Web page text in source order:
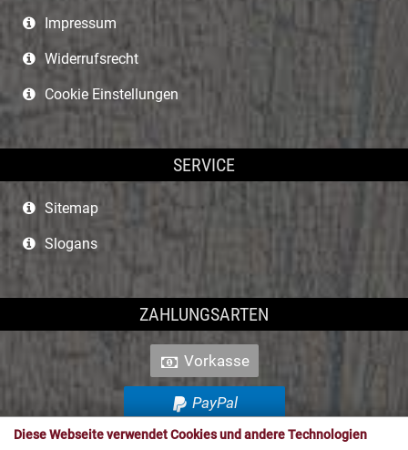
Impressum
Widerrufsrecht
Cookie Einstellungen
SERVICE
Sitemap
Slogans
ZAHLUNGSARTEN
Vorkasse
PayPal
SEPA
Diese Webseite verwendet Cookies und andere Technologien